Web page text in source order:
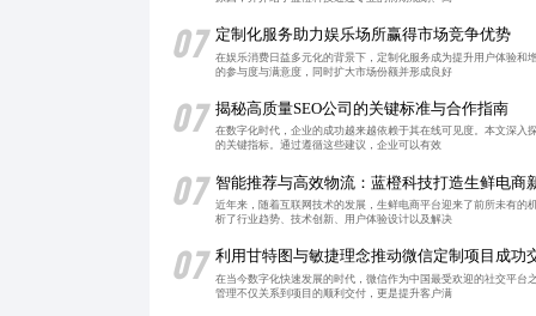
07 定制化服务助力娱乐场所赢得市场竞争优势
在娱乐消费日益多元化的背景下，定制化服务成为提升用户体验
的参与度与满意度，同时扩大市场份额并形成良好
07 揭秘高质量SEO公司的关键标准与合作指南
在数字化时代，企业的成功越来越依赖于其在线可见度。本文深
的关键指标。通过遵循这些建议，企业可以有效
07 智能推荐与高效物流：蓝橙科技打造生鲜电商
近年来，随着互联网技术的发展，生鲜电商平台迎来了前所未有
析了行业趋势、技术创新、用户体验设计以及解决
07 利用甘特图与敏捷理念推动微信定制项目成功
在当今数字化快速发展的时代，微信作为中国最受欢迎的社交平
管理不仅关系到项目的顺利交付，更是提升客户满